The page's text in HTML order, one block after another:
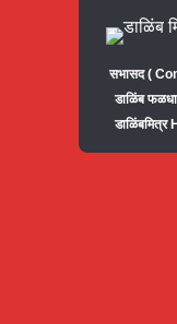
सभासद (
डाळिंब
डाळिंबमित्र